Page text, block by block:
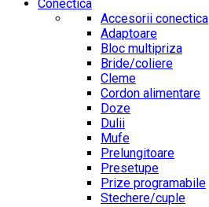
Conectica
Accesorii conectica
Adaptoare
Bloc multipriza
Bride/coliere
Cleme
Cordon alimentare
Doze
Dulii
Mufe
Prelungitoare
Presetupe
Prize programabile
Stechere/cuple